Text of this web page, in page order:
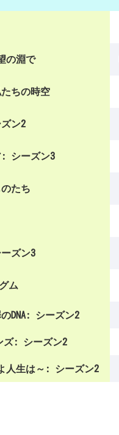
の淵で
ちの時空
ズン2
: シーズン3
たち
ズン3
ム
DNA: シーズン2
ズ: シーズン2
人生は～: シーズン2